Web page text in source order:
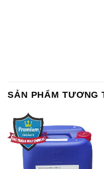
SẢN PHẨM TƯƠNG